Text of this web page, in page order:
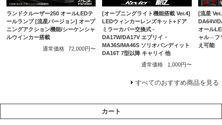
ランドクルーザー250 オールLEDテ
ールランプ [流星バージョン] オープ
ニングアクション機能/シーケンシャ
ルウインカー搭載
通常価格
72,000円〜
[オープニングライト機能搭載 Ver.4]
LEDウィンカーレンズキット+ドア
ミラーカバー交換式 -
DA17W/DA17V エブリイ・
MA36S/MA46S ソリオバンディット
DA16T 7型以降 キャリイ 他
通常価格
1,000円〜
[流星
DA64V/
オール
ャル⇔フ
え可能
すべてのおすすめ商品を見る
カート